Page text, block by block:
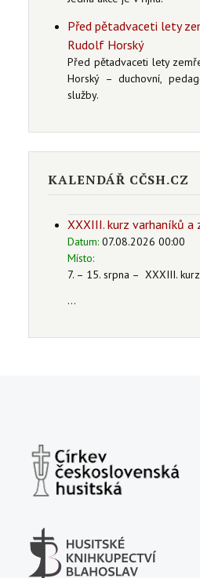
Před pětadvaceti lety
Rudolf Horský
Před pětadvaceti lety
Horský – duchovní,
služby.
KALENDÁŘ CČSH.CZ
XXXIII. kurz varhaníků a
Datum: 07.08.2026 00:00
Místo:
7. – 15. srpna – XXXIII.
...